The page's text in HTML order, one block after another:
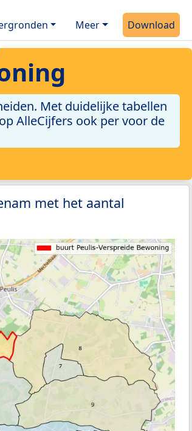
Meer Download
Met duidelijke tabellen
AlleCijfers ook per voor de
met het aantal